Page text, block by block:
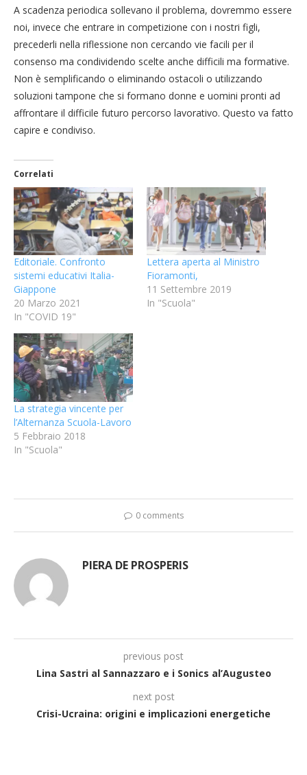
A scadenza periodica sollevano il problema, dovremmo essere
noi, invece che entrare in competizione con i nostri figli,
precederli nella riflessione non cercando vie facili per il
consenso ma condividendo scelte anche difficili ma formative.
Non è semplificando o eliminando ostacoli o utilizzando
soluzioni tampone che si formano donne e uomini pronti ad
affrontare il difficile futuro percorso lavorativo. Questo va fatto
capire e condiviso.
Correlati
Editoriale. Confronto
sistemi educativi Italia-
Giappone
20 Marzo 2021
In "COVID 19"
Lettera aperta al Ministro
Fioramonti,
11 Settembre 2019
In "Scuola"
La strategia vincente per
l’Alternanza Scuola-Lavoro
5 Febbraio 2018
In "Scuola"
0 comments
PIERA DE PROSPERIS
previous post
Lina Sastri al Sannazzaro e i Sonics al’Augusteo
next post
Crisi-Ucraina: origini e implicazioni energetiche